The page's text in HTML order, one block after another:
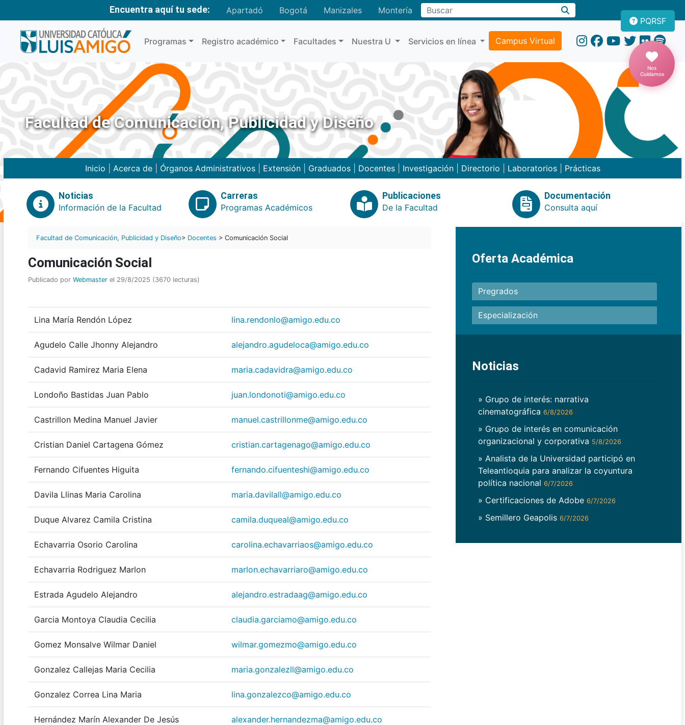
Encuentra aquí tu sede: Apartadó Bogotá Manizales MonteríaBuscar
Programas Registro académico Facultades Nuestra U Servicios en línea Campus Virtual
PQRSF
Nos
Cuidamos
Facultad de Comunicación, Publicidad y Diseño
Inicio Acerca de| Órganos Administrativos| Extensión| Graduados| Docentes| Investigación| Directorio Laboratorios| Prácticas
Noticias
Información de la Facultad
Carreras
Programas Académicos
Publicaciones
De la Facultad
Documentación
Consulta aquí
Facultad de Comunicación, Publicidad y Diseño> Docentes > Comunicación Social
Comunicación Social
Publicado por Webmaster el 29/8/2025 (3670 lecturas)
Lina María Rendón López lina.rendonlo@amigo.edu.co
Agudelo Calle Jhonny Alejandro alejandro.agudeloca@amigo.edu.co
Cadavid Ramirez Maria Elena maria.cadavidra@amigo.edu.co
Londoño Bastidas Juan Pablo juan.londonoti@amigo.edu.co
Castrillon Medina Manuel Javier manuel.castrillonme@amigo.edu.co
Cristian Daniel Cartagena Gómez cristian.cartagenago@amigo.edu.co
Fernando Cifuentes Higuita fernando.cifuenteshi@amigo.edu.co
Davila Llinas Maria Carolina maria.davilall@amigo.edu.co
Duque Alvarez Camila Cristina camila.duqueal@amigo.edu.co
Echavarria Osorio Carolina carolina.echavarriaos@amigo.edu.co
Echavarria Rodriguez Marlon marlon.echavarriaro@amigo.edu.co
Estrada Agudelo Alejandro alejandro.estradaag@amigo.edu.co
Garcia Montoya Claudia Cecilia claudia.garciamo@amigo.edu.co
Gomez Monsalve Wilmar Daniel wilmar.gomezmo@amigo.edu.co
Gonzalez Callejas Maria Cecilia maria.gonzalezll@amigo.edu.co
Gonzalez Correa Lina Maria lina.gonzalezco@amigo.edu.co
Hernández Marín Alexander De Jesús alexander.hernandezma@amigo.edu.co
Oferta Académica
Pregrados
Especialización
Noticias
» Grupo de interés: narrativa
cinematográfica 6/8/2026
» Grupo de interés en comunicación
organizacional y corporativa 5/8/2026
» Analista de la Universidad participó en
Teleantioquia para analizar la coyuntura
política nacional 6/7/2026
» Certificaciones de Adobe 6/7/2026
» Semillero Geapolis 6/7/2026